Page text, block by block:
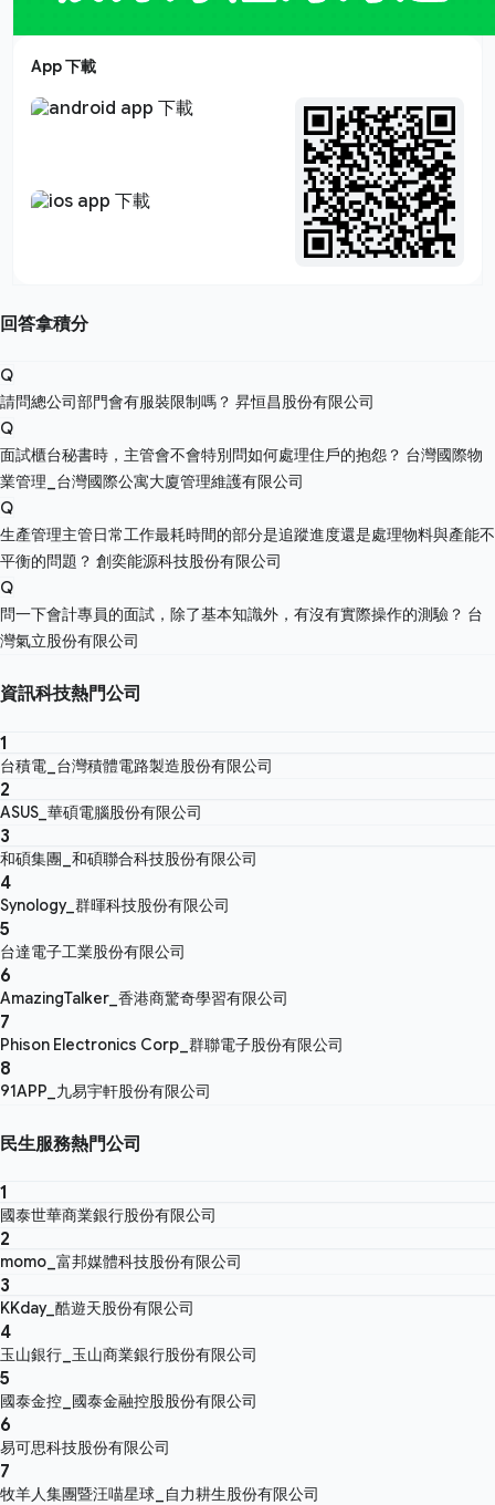
App 下載
回答拿積分
Q
請問總公司部門會有服裝限制嗎？ 昇恒昌股份有限公司
Q
面試櫃台秘書時，主管會不會特別問如何處理住戶的抱怨？ 台灣國際物
業管理_台灣國際公寓大廈管理維護有限公司
Q
生產管理主管日常工作最耗時間的部分是追蹤進度還是處理物料與產能不
平衡的問題？ 創奕能源科技股份有限公司
Q
問一下會計專員的面試，除了基本知識外，有沒有實際操作的測驗？ 台
灣氣立股份有限公司
資訊科技熱門公司
1
台積電_台灣積體電路製造股份有限公司
2
ASUS_華碩電腦股份有限公司
3
和碩集團_和碩聯合科技股份有限公司
4
Synology_群暉科技股份有限公司
5
台達電子工業股份有限公司
6
AmazingTalker_香港商驚奇學習有限公司
7
Phison Electronics Corp_群聯電子股份有限公司
8
91APP_九易宇軒股份有限公司
民生服務熱門公司
1
國泰世華商業銀行股份有限公司
2
momo_富邦媒體科技股份有限公司
3
KKday_酷遊天股份有限公司
4
玉山銀行_玉山商業銀行股份有限公司
5
國泰金控_國泰金融控股股份有限公司
6
易可思科技股份有限公司
7
牧羊人集團暨汪喵星球_自力耕生股份有限公司